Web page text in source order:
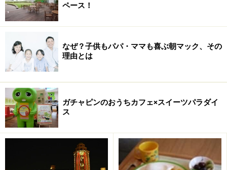
ペース！
なぜ？子供もパパ・ママも喜ぶ朝マック、その
理由とは
ガチャピンのおうちカフェ×スイーツパラダイ
ス